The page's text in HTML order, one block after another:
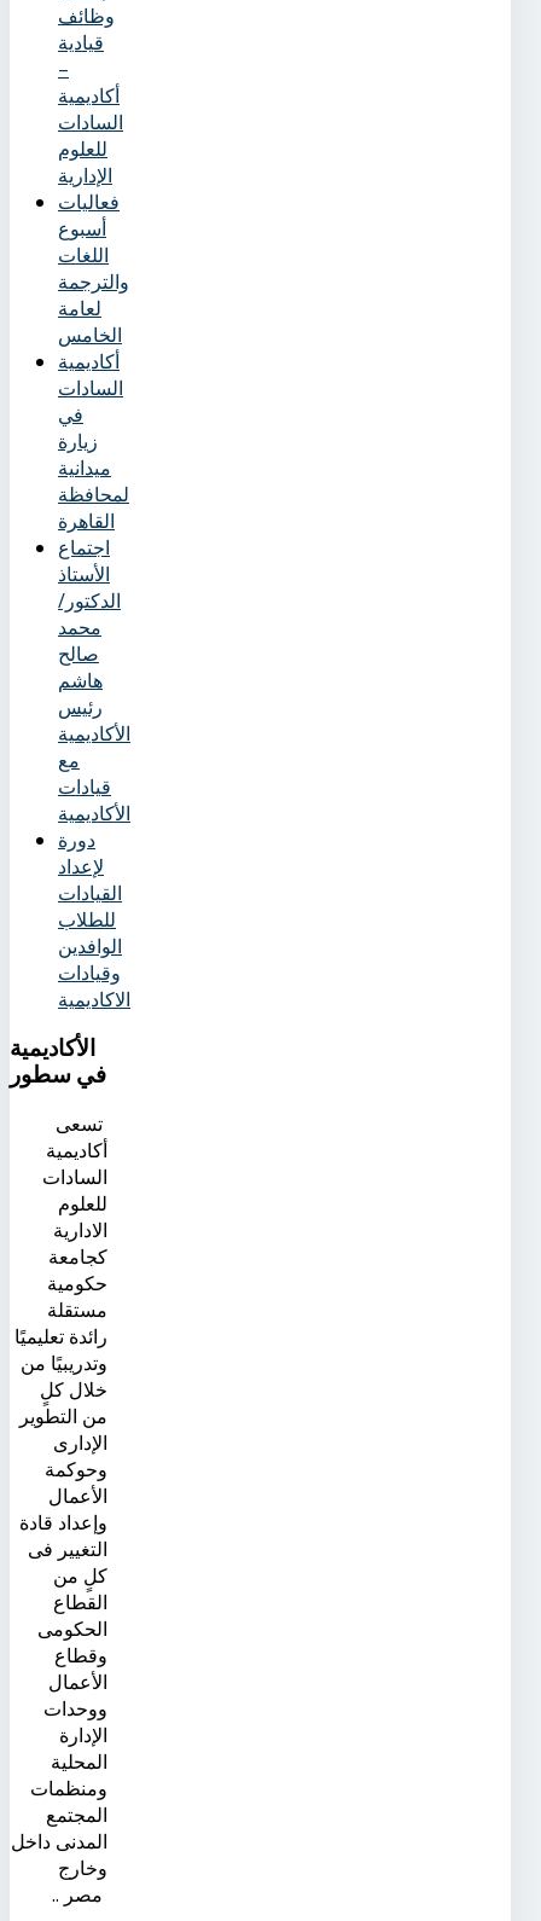
وظائف
قيادية
–
أكاديمية
السادات
للعلوم
الإدارية
فعاليات
أسبوع
اللغات
والترجمة
لعامة
الخامس
أكاديمية
السادات
في
زيارة
ميدانية
لمحافظة
القاهرة
اجتماع
الأستاذ
الدكتور/
محمد
صالح
هاشم
رئيس
الأكاديمية
مع
قيادات
الأكاديمية
دورة
لإعداد
القيادات
للطلاب
الوافدين
وقيادات
الاكاديمية
الأكاديمية
في سطور
تسعى
أكاديمية
السادات
للعلوم
الادارية
كجامعة
حكومية
مستقلة
رائدة تعليميًا
وتدريبيًا من
خلال كلٍ
من التطوير
الإدارى
وحوكمة
الأعمال
وإعداد قادة
التغيير فى
كلٍ من
القطاع
الحكومى
وقطاع
الأعمال
ووحدات
الإدارة
المحلية
ومنظمات
المجتمع
المدنى داخل
وخارج
مصر ..